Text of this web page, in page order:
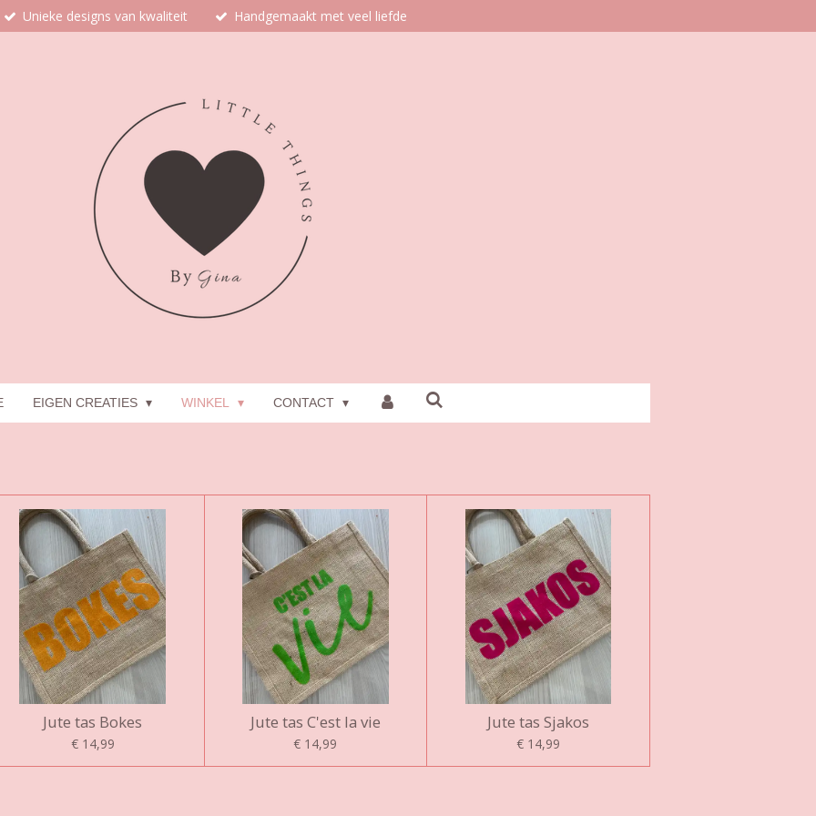
Unieke designs van kwaliteit Handgemaakt met veel liefde
EIGEN CREATIES WINKEL CONTACT
Jute tas Bokes
€ 14,99
Jute tas C'est la vie
€ 14,99
Jute tas Sjakos
€ 14,99